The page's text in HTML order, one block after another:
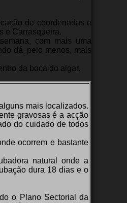
de coordenadas e
e Carrasqueira.
com mais uma
dá, pelo menos, mais
da boca do algar.
mais localizados.
gravosas é a acção
do cuidado de todos
ocorrem e bastante
natural onde a
dura 18 dias e o
o Plano Sectorial da